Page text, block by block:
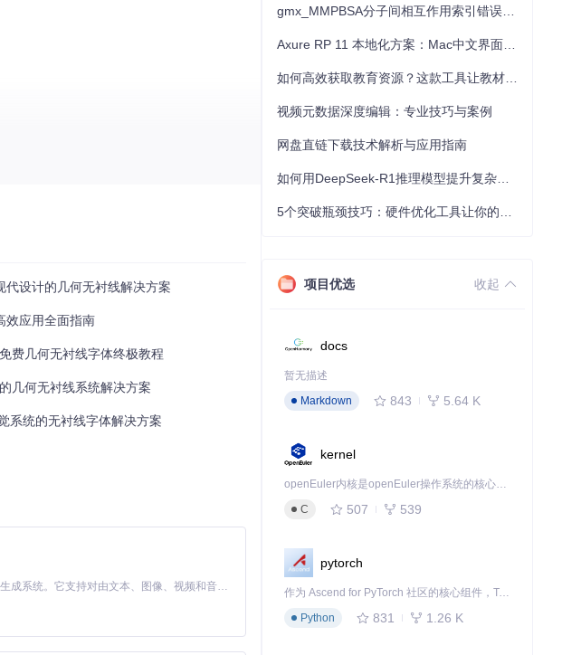
注意：修改后的字体需使用不同名称发
设计的几何无衬线解决方案
效应用全面指南
费几何无衬线字体终极教程
几何无衬线系统解决方案
系统的无衬线字体解决方案
MiniMax H3 是一个通用的全模态生成系统。它支持对由文本、图像、视频和音频组成的多模态上下文进行统一理解，并能生成分辨率高达 2K、时长可达 15 秒的带原生立体声音频的视频。得益于面向任务泛化的系统设计，H3 在预训练阶段就已具备广泛的多模态上下文理解与生成能力，能够出色地执行复杂的多模态指令。
视频元数据深度编辑：专业技巧与案例
网盘直链下载技术解析与应用指南
项目优选 收起
docs
暂无描述
Markdown
843 5.64 K
kernel
openEuler内核是openEuler操作系统的核心，既是系统性能与稳定性的基石，也是连接处理器、设备与服务的桥梁。
C
507 539
pytorch
作为 Ascend for PyTorch 社区的核心组件，TorchNPU 是昇腾专为 PyTorch 打造的深度学习适配插件，使 PyTorch 框架能够直接调用昇腾 NPU，为开发者提供昇腾 AI 处理器的超强算力。
Python
831 1.26 K